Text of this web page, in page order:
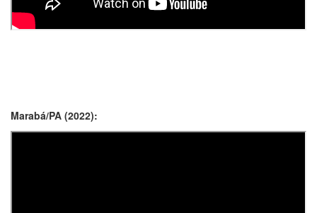
Marabá/PA (2022):